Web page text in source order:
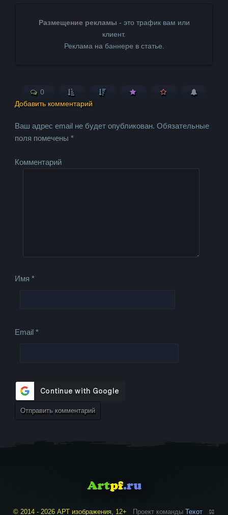
Размещение рекламы - это трафик вам или
клиент.
Реклама на баннере в статье.
0
Добавить комментарий
Ваш адрес email не будет опубликован. Обязательные
поля помечены*
Комментарий
Имя*
Email*
© 2014 - 2026 АРТ изображения, 12+ Проект команды Техот 𝌴